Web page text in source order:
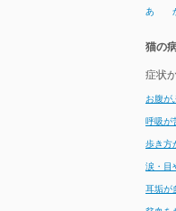
あ
猫の
症状
お腹が
呼吸が
歩き方
涙・目
耳垢が